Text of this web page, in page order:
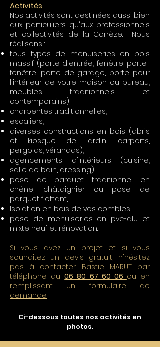
Activités
Nos activités sont destinées aussi bien
aux particuliers qu'aux professionnels
et collectivités de la Corrèze. Nous
réalisons :
tous types de menuiseries en bois
massif (porte d'entrée, fenêtre, porte-
fenêtre, porte de garage, porte pour
l'intérieur de votre maison ou bureau,
meubles traditionnels et
contemporains),
charpentes traditionnelles,
escaliers,
diverses constructions en bois (abris
et kiosque de jardin, carports,
pergolas, vérandas),
agencements d'intérieurs (cuisine,
salle de bain, dressing),
pose de parquet traditionnel en
chêne, châtaignier ou pose de
parquet flottant,
Isolation en bois de vos combles,
pose de menuiseries en pvc-alu et
mixte neuf et rénovation.
Si vous avez un projet et si vous
souhaitez un devis gratuit, n'hésitez
pas à contacter Bastie MARUT par
téléphone au06 80 67 60 06 ou en
remplissant un formulaire de
demande.
Ci-dessous toutes nos activités en
photos.